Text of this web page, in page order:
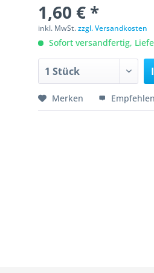
1,60 € *
inkl. MwSt.zzgl. Versandkosten
Sofort versandfertig,
Merken Empfehlen